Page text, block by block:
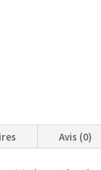
Avis (0)